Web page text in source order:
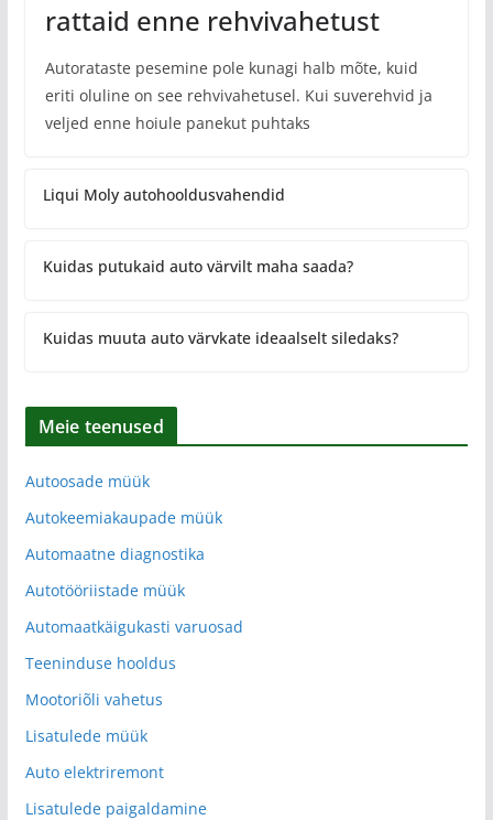
rattaid enne rehvivahetust
Autorataste pesemine pole kunagi halb mõte, kuid
eriti oluline on see rehvivahetusel. Kui suverehvid ja
veljed enne hoiule panekut puhtaks
Liqui Moly autohooldusvahendid
Kuidas putukaid auto värvilt maha saada?
Kuidas muuta auto värvkate ideaalselt siledaks?
Meie teenused
Autoosade müük
Autokeemiakaupade müük
Automaatne diagnostika
Autotööriistade müük
Automaatkäigukasti varuosad
Teeninduse hooldus
Mootoriõli vahetus
Lisatulede müük
Auto elektriremont
Lisatulede paigaldamine